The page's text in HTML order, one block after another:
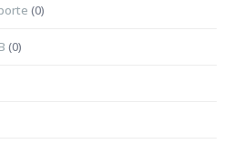
(0)
(0)